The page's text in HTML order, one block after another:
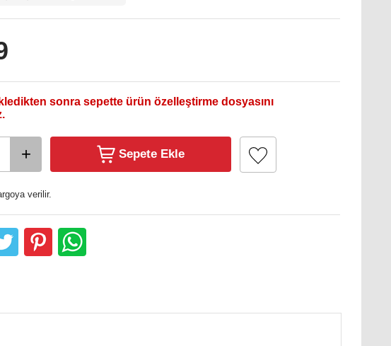
sonra sepette ürün özelleştirme dosyasını
+ Sepete Ekle
verilir.